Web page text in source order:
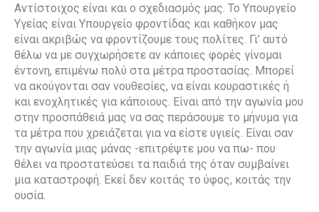
Αντίστοιχος είναι και ο σχεδιασμός μας. Το Υπουργείο
Υγείας είναι Υπουργείο φροντίδας και καθήκον μας
είναι ακριβώς να φροντίζουμε τους πολίτες. Γι’ αυτό
θέλω να με συγχωρήσετε αν κάποιες φορές γίνομαι
έντονη, επιμένω πολύ στα μέτρα προστασίας. Μπορεί
να ακούγονται σαν νουθεσίες, να είναι κουραστικές ή
και ενοχλητικές για κάποιους. Είναι από την αγωνία μου
στην προσπάθειά μας να σας περάσουμε το μήνυμα για
τα μέτρα που χρειάζεται για να είστε υγιείς. Είναι σαν
την αγωνία μιας μάνας -επιτρέψτε μου να πω- που
θέλει να προστατεύσει τα παιδιά της όταν συμβαίνει
μια καταστροφή. Εκεί δεν κοιτάς το ύφος, κοιτάς την
ουσία.